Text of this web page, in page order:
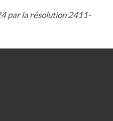
par la résolution 2411-